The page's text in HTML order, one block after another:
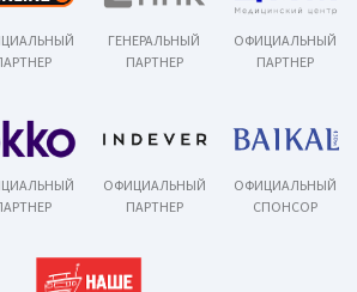
ГЕНЕРАЛЬНЫЙ
ПАРТНЕР
ОФИЦИАЛЬНЫЙ
ПАРТНЕР
ОФИЦИАЛЬНЫЙ
ПАРТНЕР
ОФИЦИАЛЬНЫЙ
СПОНСОР